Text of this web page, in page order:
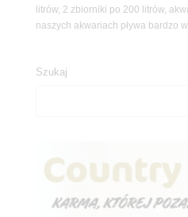
litrów, 2 zbiorniki po 200 litrów,
naszych akwariach pływa bardzo
Szukaj